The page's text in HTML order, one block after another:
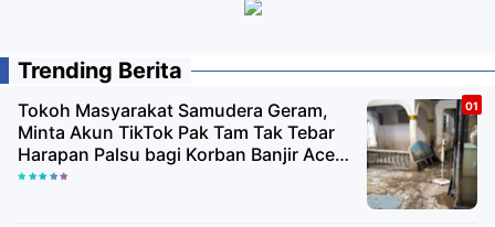
Trending Berita
Tokoh Masyarakat Samudera Geram,
Minta Akun TikTok Pak Tam Tak Tebar
Harapan Palsu bagi Korban Banjir Aceh
Utara